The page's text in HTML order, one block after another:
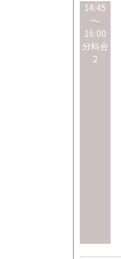
14:45
～
16:00
分科会
2